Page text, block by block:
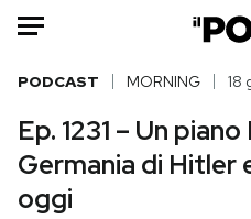
HOME
PODCAST MORNING 18
Ep. 1231 – Un
Germania di Hitler
oggi